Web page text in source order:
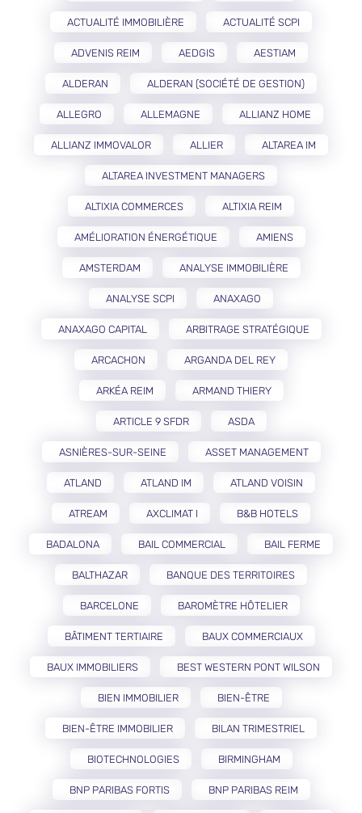
ACTUALITÉ IMMOBILIÈRE ACTUALITÉ SCPI
ADVENIS REIM AEDGIS AESTIAM
ALDERAN ALDERAN (SOCIÉTÉ DE GESTION)
ALLEGRO ALLEMAGNE ALLIANZ HOME
ALLIANZ IMMOVALOR ALLIER ALTAREA IM
ALTAREA INVESTMENT MANAGERS
ALTIXIA COMMERCES ALTIXIA REIM
AMÉLIORATION ÉNERGÉTIQUE AMIENS
AMSTERDAM ANALYSE IMMOBILIÈRE
ANALYSE SCPI ANAXAGO
ANAXAGO CAPITAL ARBITRAGE STRATÉGIQUE
ARCACHON ARGANDA DEL REY
ARKÉA REIM ARMAND THIERY
ARTICLE 9 SFDR ASDA
ASNIÈRES-SUR-SEINE ASSET MANAGEMENT
ATLAND ATLAND IM ATLAND VOISIN
ATREAM AXCLIMAT I B&B HOTELS
BADALONA BAIL COMMERCIAL BAIL FERME
BALTHAZAR BANQUE DES TERRITOIRES
BARCELONE BAROMÈTRE HÔTELIER
BÂTIMENT TERTIAIRE BAUX COMMERCIAUX
BAUX IMMOBILIERS BEST WESTERN PONT WILSON
BIEN IMMOBILIER BIEN-ÊTRE
BIEN-ÊTRE IMMOBILIER BILAN TRIMESTRIEL
BIOTECHNOLOGIES BIRMINGHAM
BNP PARIBAS FORTIS BNP PARIBAS REIM